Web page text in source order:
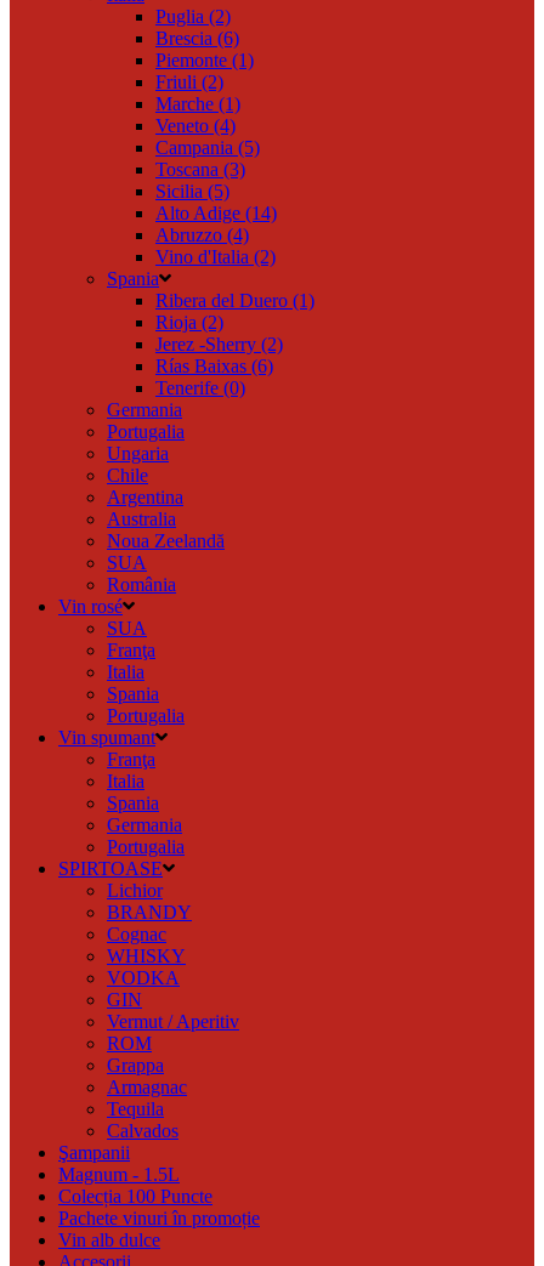
Puglia (2)
Brescia (6)
Piemonte (1)
Friuli (2)
Marche (1)
Veneto (4)
Campania (5)
Toscana (3)
Sicilia (5)
Alto Adige (14)
Abruzzo (4)
Vino d'Italia (2)
Spania
Ribera del Duero (1)
Rioja (2)
Jerez -Sherry (2)
Rías Baixas (6)
Tenerife (0)
Germania
Portugalia
Ungaria
Chile
Argentina
Australia
Noua Zeelandă
SUA
România
Vin rosé
SUA
Franţa
Italia
Spania
Portugalia
Vin spumant
Franţa
Italia
Spania
Germania
Portugalia
SPIRTOASE
Lichior
BRANDY
Cognac
WHISKY
VODKA
GIN
Vermut / Aperitiv
ROM
Grappa
Armagnac
Tequila
Calvados
Şampanii
Magnum - 1.5L
Colecția 100 Puncte
Pachete vinuri în promoție
Vin alb dulce
Accesorii